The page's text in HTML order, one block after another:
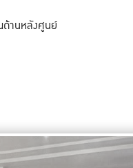
ด้านหลังศูนย์